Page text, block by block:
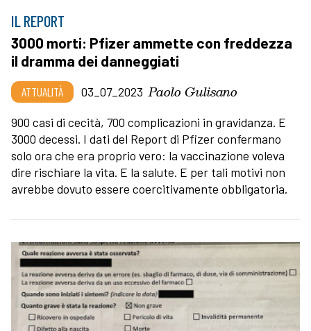
IL REPORT
3000 morti: Pfizer ammette con freddezza
il dramma dei danneggiati
ATTUALITÀ 03_07_2023 Paolo Gulisano
900 casi di cecità, 700 complicazioni in gravidanza. E
3000 decessi. I dati del Report di Pfizer confermano
solo ora che era proprio vero: la vaccinazione voleva
dire rischiare la vita. E la salute. E per tali motivi non
avrebbe dovuto essere coercitivamente obbligatoria.